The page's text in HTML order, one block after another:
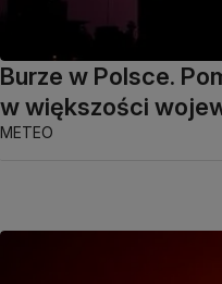
Burze w Polsce.
w większości
METEO